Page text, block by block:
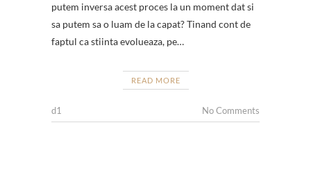
putem inversa acest proces la un moment dat si
sa putem sa o luam de la capat? Tinand cont de
faptul ca stiinta evolueaza, pe…
READ MORE
d1 No Comments